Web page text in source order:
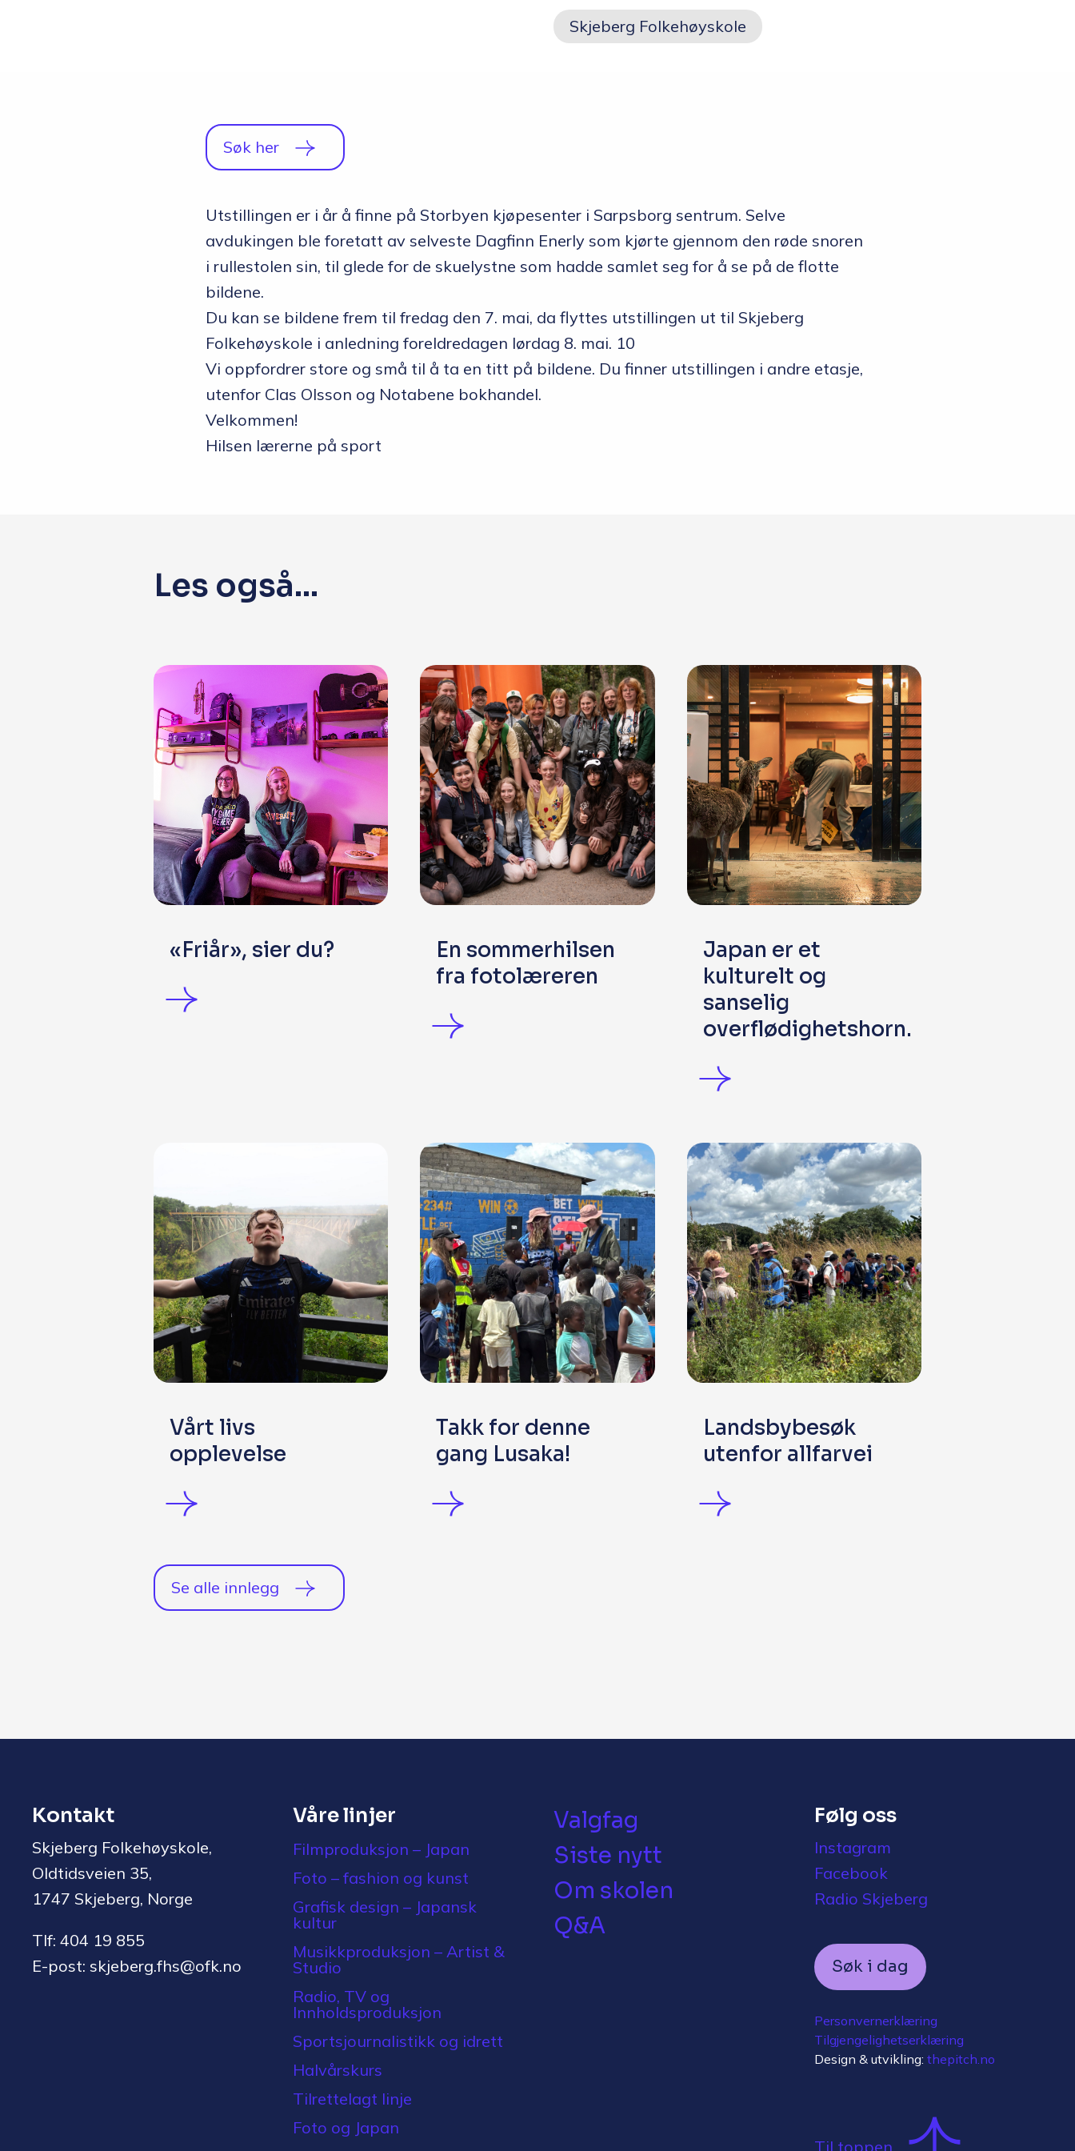
Verdigrunnlag og reglement
Kurs og utleie
Information in English
Miljøfyrtårn
Personvern
Skjeberg Folkehøyskole
Søk her
Utstillingen er i år å finne på Storbyen kjøpesenter i Sarpsborg sentrum. Selve
avdukingen ble foretatt av selveste Dagfinn Enerly som kjørte gjennom den røde snoren
i rullestolen sin, til glede for de skuelystne som hadde samlet seg for å se på de flotte
bildene.
Du kan se bildene frem til fredag den 7. mai, da flyttes utstillingen ut til Skjeberg
Folkehøyskole i anledning foreldredagen lørdag 8. mai. 10
Vi oppfordrer store og små til å ta en titt på bildene. Du finner utstillingen i andre etasje,
utenfor Clas Olsson og Notabene bokhandel.
Velkommen!
Hilsen lærerne på sport
Les også...
«Friår», sier du?
En sommerhilsen
fra fotolæreren
Japan er et
kulturelt og
sanselig
overflødighetshorn.
Vårt livs
opplevelse
Takk for denne
gang Lusaka!
Landsbybesøk
utenfor allfarvei
Se alle innlegg
Kontakt
Skjeberg Folkehøyskole,
Oldtidsveien 35,
1747 Skjeberg, Norge
Tlf: 404 19 855
E-post: skjeberg.fhs@ofk.no
Våre linjer
Filmproduksjon – Japan
Foto – fashion og kunst
Grafisk design – Japansk
kultur
Musikkproduksjon – Artist &
Studio
Radio, TV og
Innholdsproduksjon
Sportsjournalistikk og idrett
Halvårskurs
Tilrettelagt linje
Foto og Japan
Valgfag
Siste nytt
Om skolen
Q&A
Følg oss
Instagram
Facebook
Radio Skjeberg
Søk i dag
Personvernerklæring
Tilgjengelighetserklæring
Design & utvikling: thepitch.no
Til toppen